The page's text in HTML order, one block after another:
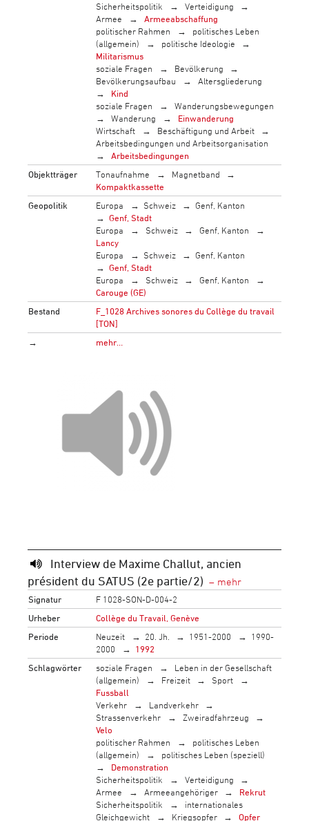
Sicherheitspolitik
Verteidigung
Armee
Armeeabschaffung
politischer Rahmen
politisches Leben
(allgemein)
politische Ideologie
Militarismus
soziale Fragen
Bevölkerung
Bevölkerungsaufbau
Altersgliederung
Kind
soziale Fragen
Wanderungsbewegungen
Wanderung
Einwanderung
Wirtschaft
Beschäftigung und Arbeit
Arbeitsbedingungen und Arbeitsorganisation
Arbeitsbedingungen
Objektträger
Tonaufnahme
Magnetband
Kompaktkassette
Geopolitik
Europa Schweiz
Genf, Kanton
Genf, Stadt
Europa
Schweiz
Genf, Kanton
Lancy
Europa
Schweiz
Genf, Kanton
Genf, Stadt
Europa
Schweiz
Genf, Kanton
Carouge (GE)
Bestand
F_1028 Archives sonores du Collège du travail
[TON]
→
mehr…
Interview de Maxime Challut, ancien
président du SATUS (2e partie/2)
Signatur
F 1028-SON-D-004-2
Urheber
Collège du Travail, Genève
Periode
Neuzeit 20. Jh. 1951-2000
1990-
2000
1992
Schlagwörter
soziale Fragen
Leben in der Gesellschaft
(allgemein)
Freizeit
Sport
Fussball
Verkehr
Landverkehr
Strassenverkehr
Zweiradfahrzeug
Velo
politischer Rahmen
politisches Leben
(allgemein)
politisches Leben (speziell)
Demonstration
Sicherheitspolitik
Verteidigung
Armee
Armeeangehöriger
Rekrut
Sicherheitspolitik
internationales
Gleichgewicht
Kriegsopfer Opfer